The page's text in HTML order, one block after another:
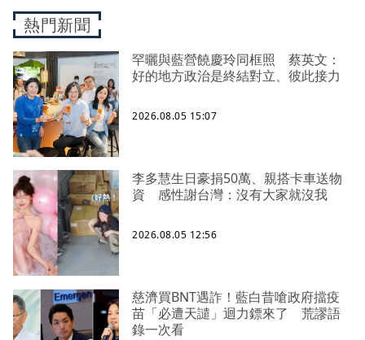
熱門新聞
罕曬與藍營饒慶玲同框照 蔡英文：
好的地方政治是終結對立、彼此接力
2026.08.05 15:07
李多慧生日豪捐50萬、親搭卡車送物
資 感性謝台灣：沒有大家就沒我
2026.08.05 12:56
慈濟買BNT遇詐！藍白昔嗆政府擋疫
苗「必遭天譴」迴力鏢來了 荒謬語
錄一次看